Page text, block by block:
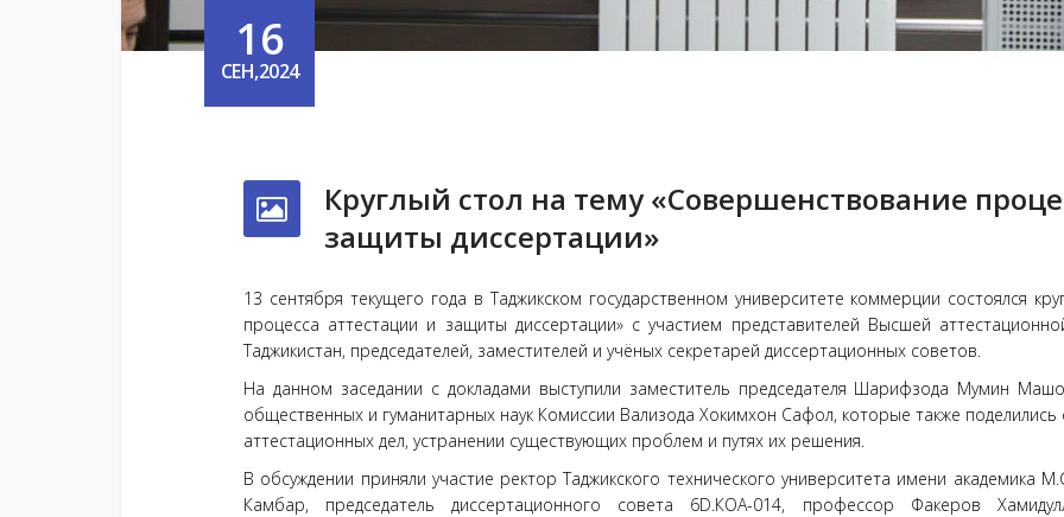
16
СЕН,2024
Круглый стол на тему «Совершенствование
защиты диссертации»
13 сентября текущего года в Таджикском государственном университете коммерции состоялся
процесса аттестации и защиты диссертации» с участием представителей Высшей
Таджикистан, председателей, заместителей и учёных секретарей диссертационных советов.
На данном заседании с докладами выступили заместитель председателя Шарифзода Мумин
общественных и гуманитарных наук Комиссии Вализода Хокимхон Сафол, которые также
аттестационных дел, устранении существующих проблем и путях их решения.
В обсуждении приняли участие ректор Таджикского технического университета имени академика
Камбар, председатель диссертационного совета 6D.КОА-014, профессор Факеров